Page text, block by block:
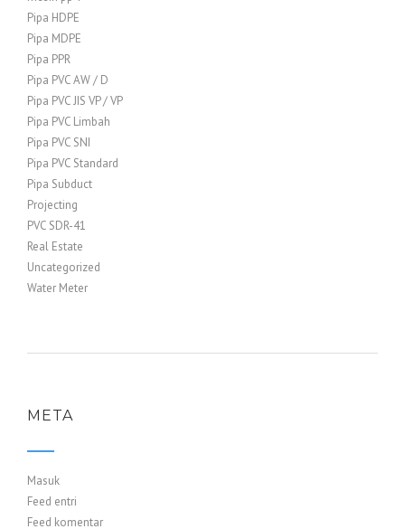
Pipa HDPE
Pipa MDPE
Pipa PPR
Pipa PVC AW / D
Pipa PVC JIS VP / VP
Pipa PVC Limbah
Pipa PVC SNI
Pipa PVC Standard
Pipa Subduct
Projecting
PVC SDR-41
Real Estate
Uncategorized
Water Meter
META
Masuk
Feed entri
Feed komentar